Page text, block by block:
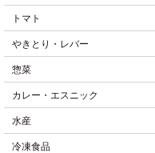
トマト
やきとり・レバー
惣菜
カレー・エスニック
水産
冷凍食品